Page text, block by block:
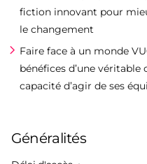
fiction innovant pour
le changement
Faire face à un monde
bénéfices d’une
capacité d’agir de ses
Généralités